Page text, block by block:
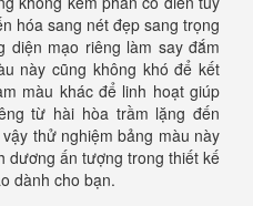
hóa sang nét đẹp sang trọng
diện mạo riêng làm say đắm
này cũng không khó để kết
màu khác để linh hoạt giúp
từ hài hòa trầm lặng đến
thử nghiệm bảng màu này
dương ấn tượng trong thiết kế
dành cho bạn.